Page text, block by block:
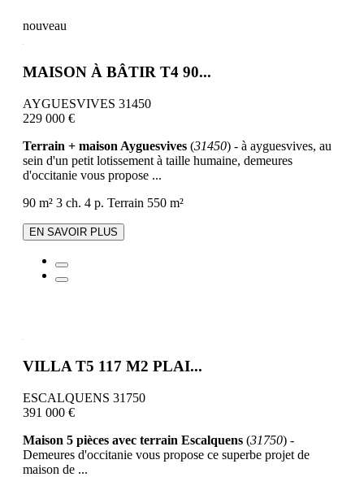
nouveau
MAISON À BÂTIR T4 90...
AYGUESVIVES 31450
229 000 €
Terrain + maison Ayguesvives (31450) - à ayguesvives, au
sein d'un petit lotissement à taille humaine, demeures
d'occitanie vous propose ...
90 m² 3 ch. 4 p. Terrain 550 m²
EN SAVOIR PLUS
VILLA T5 117 M2 PLAI...
ESCALQUENS 31750
391 000 €
Maison 5 pièces avec terrain Escalquens (31750) -
Demeures d'occitanie vous propose ce superbe projet de
maison de ...